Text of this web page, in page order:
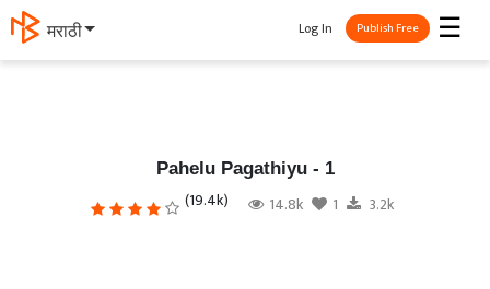
தமிழ் ☰
Log In Publish Free
Pahelu Pagathiyu - 1
(19.4k) 14.8k 1 3.2k